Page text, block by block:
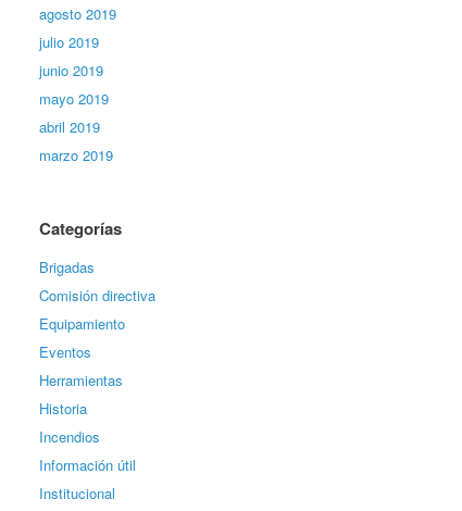
agosto 2019
julio 2019
junio 2019
mayo 2019
abril 2019
marzo 2019
Categorías
Brigadas
Comisión directiva
Equipamiento
Eventos
Herramientas
Historia
Incendios
Información útil
Institucional